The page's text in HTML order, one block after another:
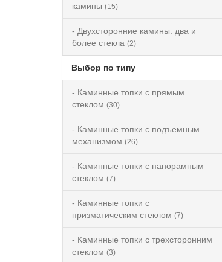
камины (15)
- Двухсторонние камины: два и
более стекла (2)
Выбор по типу
- Каминные топки с прямым
стеклом (30)
- Каминные топки с подъемным
механизмом (26)
- Каминные топки с панорамным
стеклом (7)
- Каминные топки с
призматическим стеклом (7)
- Каминные топки с трехсторонним
стеклом (3)